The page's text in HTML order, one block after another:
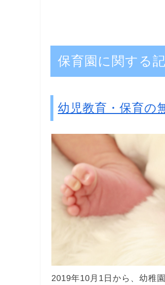
保育園に関する
幼児教育・保育の
2019年10月1日から、幼稚